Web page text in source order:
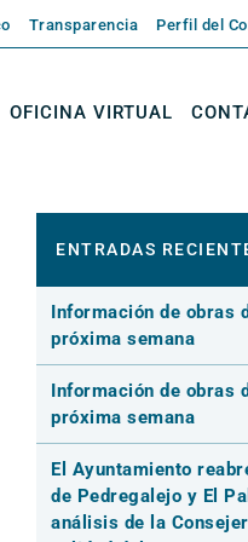
Transparencia Perfil del
OFICINA VIRTUAL
ENTRADAS
Información de obras
próxima semana
Información de obras
próxima semana
El Ayuntamiento
de Pedregalejo y El
análisis de la